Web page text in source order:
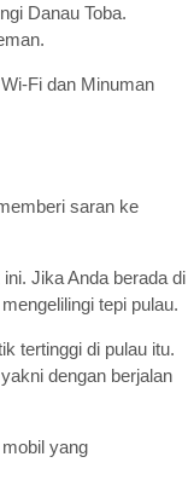
Danau Toba.
Fi dan Minuman
saran ke
Jika Anda berada di
tepi pulau.
tertinggi di pulau itu.
dengan berjalan
yang